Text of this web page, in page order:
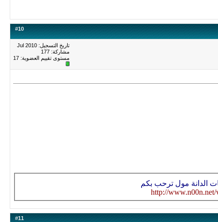
#10
تاريخ التسجيل: Jul 2010
مشاركة: 177
مستوى تقييم العضوية: 17
الدانة مول ترحب بكم
http://www.n00n.net/
#11